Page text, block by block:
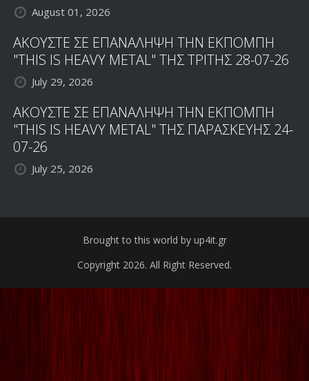
August 01, 2026
ΑΚΟΥΣΤΕ ΣΕ ΕΠΑΝΑΛΗΨΗ ΤΗΝ ΕΚΠΟΜΠΗ
"THIS IS HEAVY METAL" ΤΗΣ ΤΡΙΤΗΣ 28-07-26
July 29, 2026
ΑΚΟΥΣΤΕ ΣΕ ΕΠΑΝΑΛΗΨΗ ΤΗΝ ΕΚΠΟΜΠΗ
"THIS IS HEAVY METAL" ΤΗΣ ΠΑΡΑΣΚΕΥΗΣ 24-
07-26
July 25, 2026
Brought to this world by up4it.gr
Copyright 2026. All Right Reserved.